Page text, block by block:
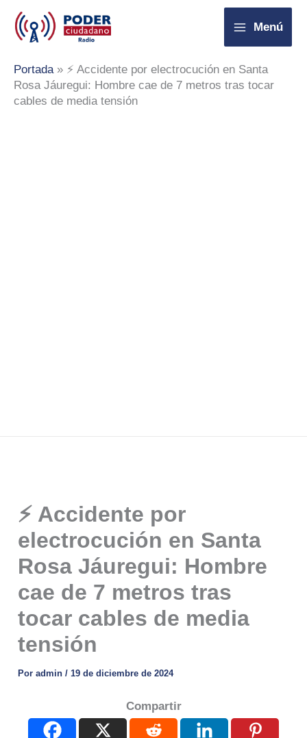
contenido
Menú
Portada» ⚡️ Accidente por electrocución en Santa
Rosa Jáuregui: Hombre cae de 7 metros tras tocar
cables de media tensión
⚡️ Accidente por
electrocución en Santa
Rosa Jáuregui: Hombre
cae de 7 metros tras
tocar cables de media
tensión
Poradmin/ 19 de diciembre de 2024
Compartir